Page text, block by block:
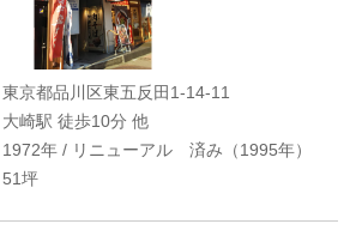
東京都品川区東五反田1-14-11
大崎駅 徒歩10分 他
1972年 / リニューアル 済み（1995年）
51坪